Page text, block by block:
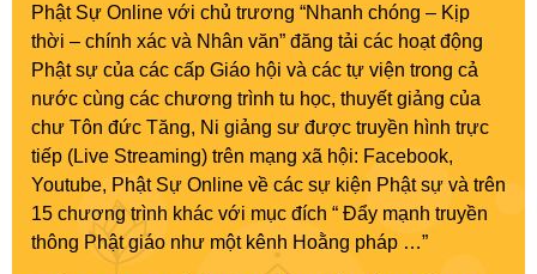
Phật Sự Online với chủ trương “Nhanh chóng – Kịp
thời – chính xác và Nhân văn” đăng tải các hoạt động
Phật sự của các cấp Giáo hội và các tự viện trong cả
nước cùng các chương trình tu học, thuyết giảng của
chư Tôn đức Tăng, Ni giảng sư được truyền hình trực
tiếp (Live Streaming) trên mạng xã hội: Facebook,
Youtube, Phật Sự Online về các sự kiện Phật sự và trên
15 chương trình khác với mục đích “ Đẩy mạnh truyền
thông Phật giáo như một kênh Hoằng pháp …”